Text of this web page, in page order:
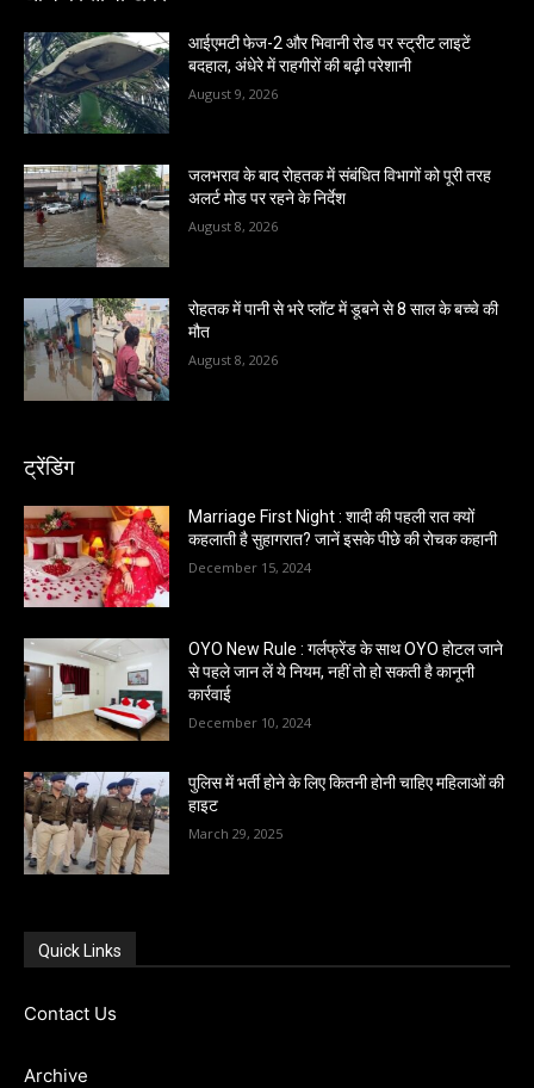
आईएमटी फेज-2 और भिवानी रोड पर स्ट्रीट लाइटें
बदहाल, अंधेरे में राहगीरों की बढ़ी परेशानी
August 9, 2026
जलभराव के बाद रोहतक में संबंधित विभागों को पूरी तरह
अलर्ट मोड पर रहने के निर्देश
August 8, 2026
रोहतक में पानी से भरे प्लॉट में डूबने से 8 साल के बच्चे की
मौत
August 8, 2026
ट्रेंडिंग
Marriage First Night : शादी की पहली रात क्यों
कहलाती है सुहागरात? जानें इसके पीछे की रोचक कहानी
December 15, 2024
OYO New Rule : गर्लफ्रेंड के साथ OYO होटल जाने
से पहले जान लें ये नियम, नहीं तो हो सकती है कानूनी
कार्रवाई
December 10, 2024
पुलिस में भर्ती होने के लिए कितनी होनी चाहिए महिलाओं की
हाइट
March 29, 2025
Quick Links
Contact Us
Archive